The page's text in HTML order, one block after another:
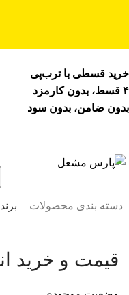
خرید قسطی با ترب‌پی
۴ قسط، بدون کارمزد
بدون ضامن، بدون سود
دسته بندی محصولات
قیمت و خرید